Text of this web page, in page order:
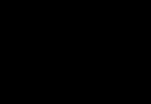
бумаги и варианта печати порадовал.